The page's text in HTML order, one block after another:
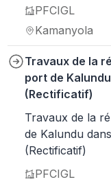
PFCIGL
Kamanyola
Travaux de la
port de
(Rectificatif)
Travaux de la
de Kalundu
(Rectificatif)
PFCIGL